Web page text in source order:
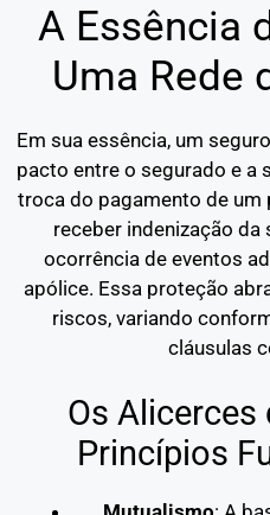
A Essência
Uma Rede
Em sua essência, um
pacto entre o segurado e a
troca do pagamento de um
receber indenização
ocorrência de eventos
apólice. Essa proteção
riscos, variando
cláusulas
Os Alicerces
Princípios